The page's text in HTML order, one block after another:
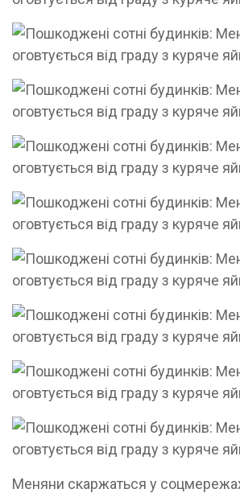
Меняни скаржаться у